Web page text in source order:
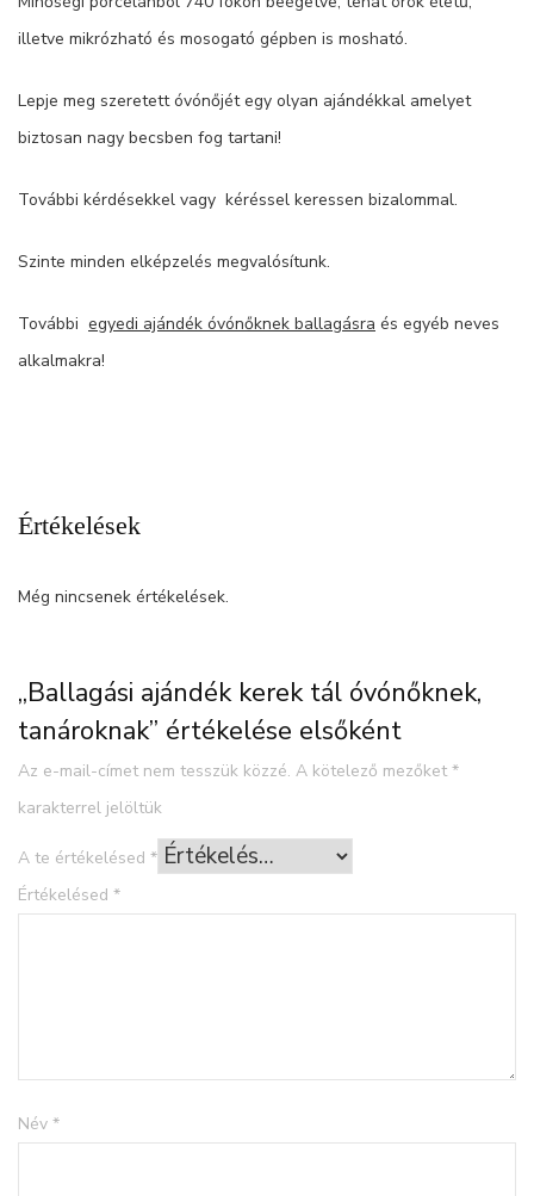
illetve mikrózható és mosogató gépben is mosható.
Lepje meg szeretett óvónőjét egy olyan ajándékkal amelyet
biztosan nagy becsben fog tartani!
További kérdésekkel vagy kéréssel keressen bizalommal.
Szinte minden elképzelés megvalósítunk.
További egyedi ajándék óvónőknek ballagásra és egyéb neves
alkalmakra!
Értékelések
Még nincsenek értékelések.
„Ballagási ajándék kerek tál óvónőknek,
tanároknak” értékelése elsőként
Az e-mail-címet nem tesszük közzé. A kötelező mezőket*
karakterrel jelöltük
A te értékelésed *
Értékelésed *
Név *